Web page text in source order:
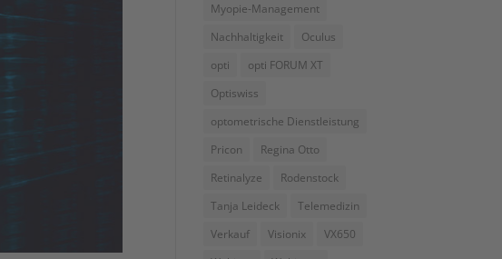
Myopie-Management
Nachhaltigkeit
Oculus
opti
opti FORUM XT
Optiswiss
optometrische Dienstleistung
Pricon
Regina Otto
Retinalyze
Rodenstock
Tanja Leideck
Telemedizin
Verkauf
Visionix
VX650